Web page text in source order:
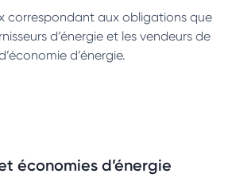
correspondant aux obligations que
d’énergie et les vendeurs de
d’énergie.
économies d’énergie